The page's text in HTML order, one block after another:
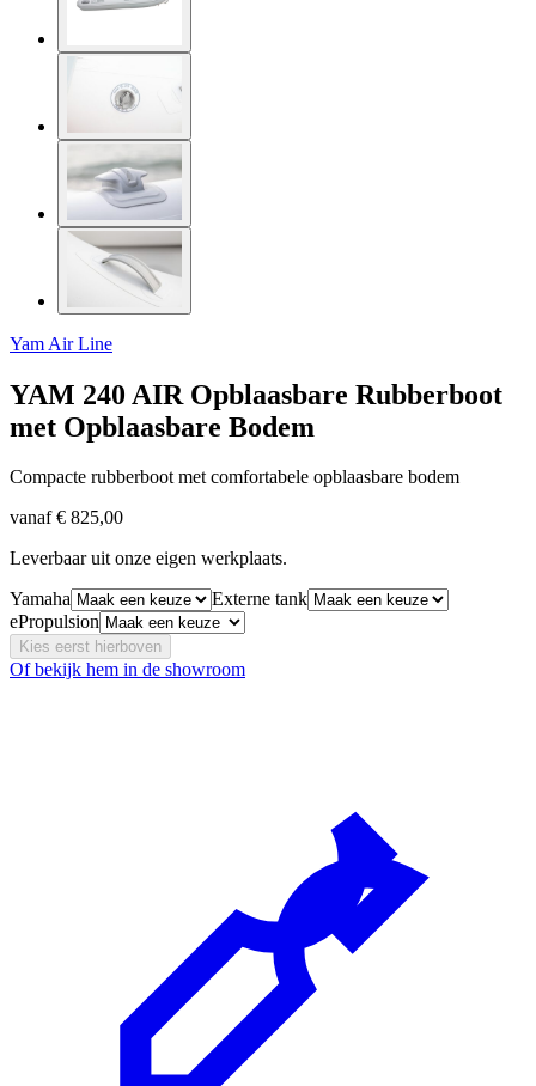
Yam Air Line
YAM 240 AIR Opblaasbare Rubberboot
met Opblaasbare Bodem
Compacte rubberboot met comfortabele opblaasbare bodem
vanaf€ 825,00
Leverbaar uit onze eigen werkplaats.
Yamaha
Externe tank
ePropulsion
Kies eerst hierboven
Of bekijk hem in de showroom